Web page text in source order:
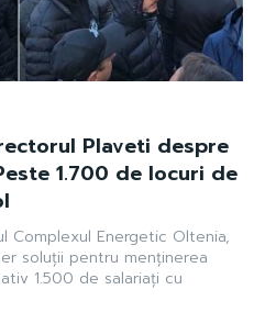
Plaveti despre
1.700 de locuri de
Complexul Energetic Oltenia,
soluții pentru menținerea
1.500 de salariați cu